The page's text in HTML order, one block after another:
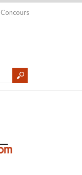
Concours